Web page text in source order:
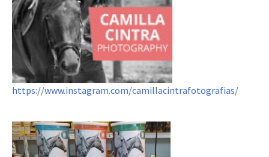
https://www.instagram.com/camillacintrafotografias/